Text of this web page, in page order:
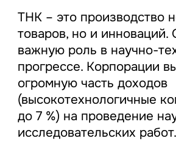
ТНК – это производство
товаров, но и инноваций.
важную роль в научно-
прогрессе. Корпорации
огромную часть доходов
(высокотехнологичные
до 7 %) на проведение
исследовательских работ.